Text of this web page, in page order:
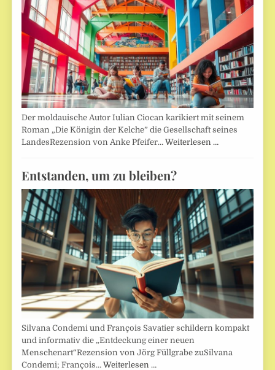
Der moldauische Autor Iulian Ciocan karikiert mit seinem
Roman „Die Königin der Kelche” die Gesellschaft seines
LandesRezension von Anke Pfeifer…Weiterlesen …
Entstanden, um zu bleiben?
Silvana Condemi und François Savatier schildern kompakt
und informativ die „Entdeckung einer neuen
Menschenart“Rezension von Jörg Füllgrabe zuSilvana
Condemi; François…Weiterlesen …